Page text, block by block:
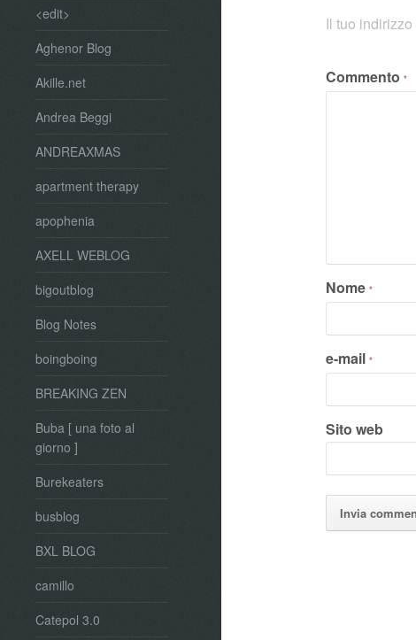
<edit>
Aghenor Blog
Akille.net
Andrea Beggi
ANDREAXMAS
apartment therapy
apophenia
AXELL WEBLOG
bigoutblog
Blog Notes
boingboing
BREAKING ZEN
Buba [ una foto al
giorno ]
Burekeaters
busblog
BXL BLOG
camillo
Catepol 3.0
Il tuo
Commento*
Nome*
e-mail*
Sito web